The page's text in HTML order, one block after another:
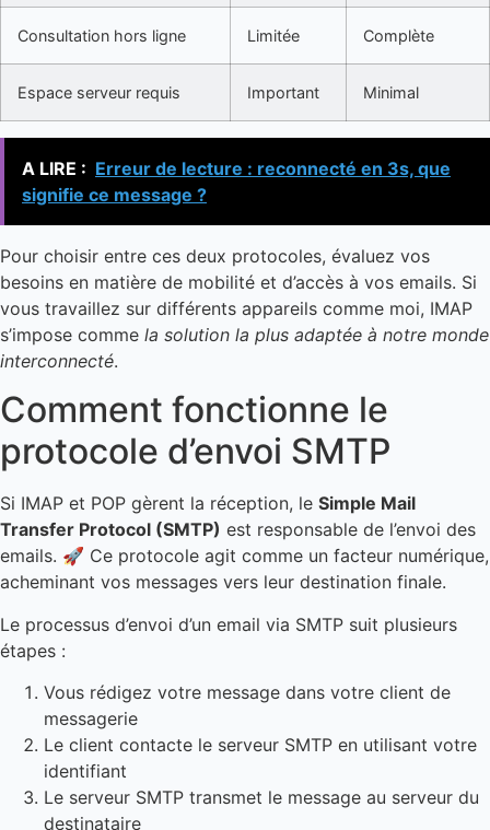
Consultation hors ligne Limitée Complète
Espace serveur requis Important Minimal
A LIRE : Erreur de lecture : reconnecté en 3s, que
signifie ce message ?
Pour choisir entre ces deux protocoles, évaluez vos
besoins en matière de mobilité et d’accès à vos emails. Si
vous travaillez sur différents appareils comme moi, IMAP
s’impose comme la solution la plus adaptée à notre monde
interconnecté.
Comment fonctionne le
protocole d’envoi SMTP
Si IMAP et POP gèrent la réception, le Simple Mail
Transfer Protocol (SMTP) est responsable de l’envoi des
emails. 🚀 Ce protocole agit comme un facteur numérique,
acheminant vos messages vers leur destination finale.
Le processus d’envoi d’un email via SMTP suit plusieurs
étapes :
Vous rédigez votre message dans votre client de
messagerie
Le client contacte le serveur SMTP en utilisant votre
identifiant
Le serveur SMTP transmet le message au serveur du
destinataire